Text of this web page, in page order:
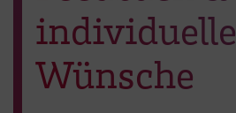
individuelle
Wünsche